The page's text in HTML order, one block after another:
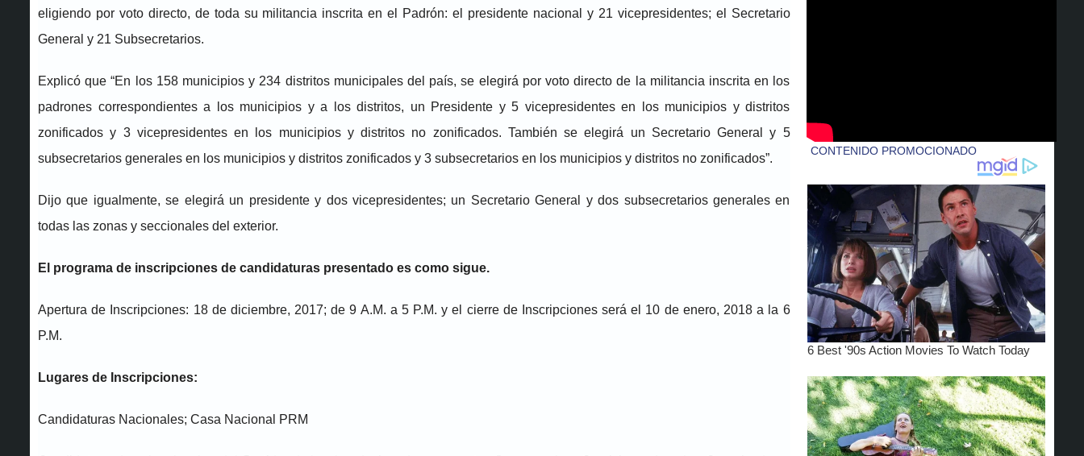
eligiendo por voto directo, de toda su militancia inscrita en el Padrón: el presidente nacional y 21 vicepresidentes; el Secretario
General y 21 Subsecretarios.
Explicó que “En los 158 municipios y 234 distritos municipales del país, se elegirá por voto directo de la militancia inscrita en los
padrones correspondientes a los municipios y a los distritos, un Presidente y 5 vicepresidentes en los municipios y distritos
zonificados y 3 vicepresidentes en los municipios y distritos no zonificados. También se elegirá un Secretario General y 5
subsecretarios generales en los municipios y distritos zonificados y 3 subsecretarios en los municipios y distritos no zonificados”.
Dijo que igualmente, se elegirá un presidente y dos vicepresidentes; un Secretario General y dos subsecretarios generales en
todas las zonas y seccionales del exterior.
El programa de inscripciones de candidaturas presentado es como sigue.
Apertura de Inscripciones: 18 de diciembre, 2017; de 9 A.M. a 5 P.M. y el cierre de Inscripciones será el 10 de enero, 2018 a la 6
P.M.
Lugares de Inscripciones:
Candidaturas Nacionales; Casa Nacional PRM